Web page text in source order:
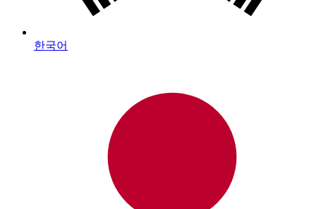
한국어